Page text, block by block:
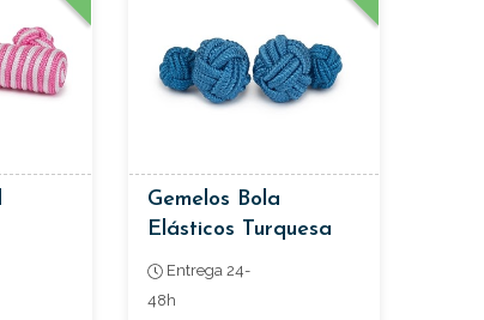
Gemelos Bola
Elásticos Turquesa
Entrega 24-
48h